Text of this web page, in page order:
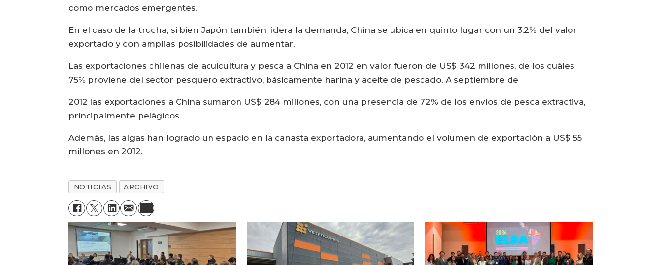
como mercados emergentes.
En el caso de la trucha, si bien Japón también lidera la demanda, China se ubica en quinto lugar con un 3,2% del valor
exportado y con amplias posibilidades de aumentar.
Las exportaciones chilenas de acuicultura y pesca a China en 2012 en valor fueron de US$ 342 millones, de los cuáles
75% proviene del sector pesquero extractivo, básicamente harina y aceite de pescado. A septiembre de
2012 las exportaciones a China sumaron US$ 284 millones, con una presencia de 72% de los envíos de pesca extractiva,
principalmente pelágicos.
Además, las algas han logrado un espacio en la canasta exportadora, aumentando el volumen de exportación a US$ 55
millones en 2012.
NOTICIAS ARCHIVO